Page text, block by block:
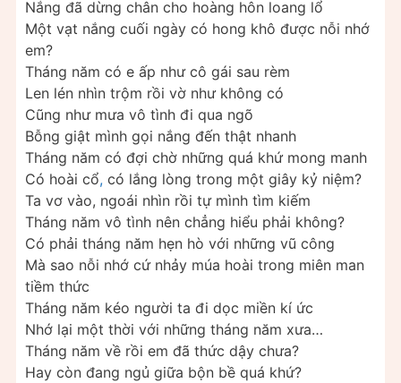
Nắng đã dừng chân cho hoàng hôn loang lổ
Một vạt nắng cuối ngày có hong khô được nỗi nhớ
em?
Tháng năm có e ấp như cô gái sau rèm
Len lén nhìn trộm rồi vờ như không có
Cũng như mưa vô tình đi qua ngõ
Bỗng giật mình gọi nắng đến thật nhanh
Tháng năm có đợi chờ những quá khứ mong manh
Có hoài cổ, có lắng lòng trong một giây kỷ niệm?
Ta vơ vào, ngoái nhìn rồi tự mình tìm kiếm
Tháng năm vô tình nên chẳng hiểu phải không?
Có phải tháng năm hẹn hò với những vũ công
Mà sao nỗi nhớ cứ nhảy múa hoài trong miên man
tiềm thức
Tháng năm kéo người ta đi dọc miền kí ức
Nhớ lại một thời với những tháng năm xưa…
Tháng năm về rồi em đã thức dậy chưa?
Hay còn đang ngủ giữa bộn bề quá khứ?